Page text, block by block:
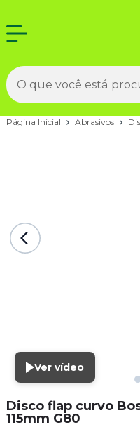
Página Inicial Abrasivos
Ver vídeo
Disco flap curvo
115mm G80